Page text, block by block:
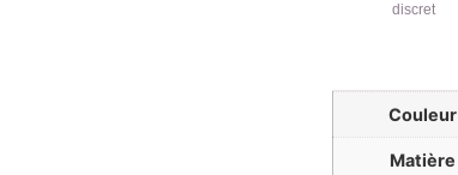
discret
Couleur
Matière